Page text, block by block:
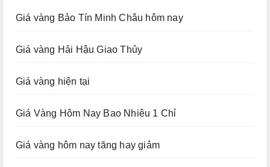
Giá vàng Bảo Tín Minh Châu hôm nay
Giá vàng Hải Hậu Giao Thủy
Giá vàng hiện tại
Giá Vàng Hôm Nay Bao Nhiêu 1 Chỉ
Giá vàng hôm nay tăng hay giảm